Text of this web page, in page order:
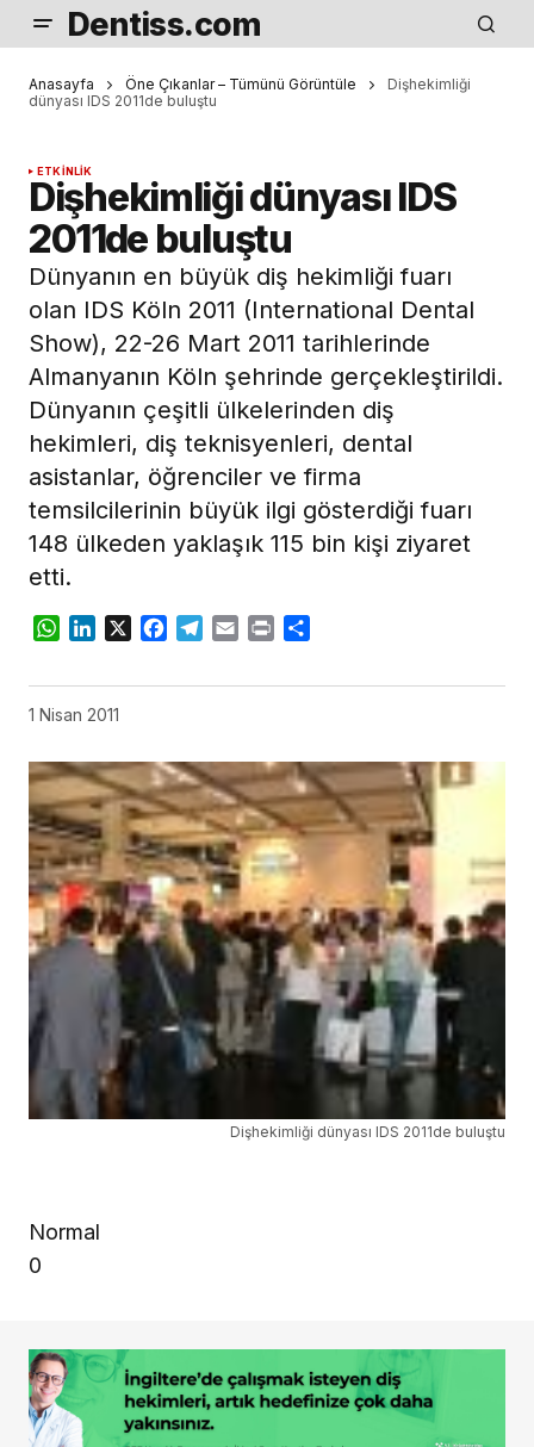
Dentiss.com
Anasayfa Öne Çıkanlar – Tümünü Görüntüle
Dişhekimliği
dünyası IDS 2011de buluştu
ETKINLIK
Dişhekimliği dünyası IDS
2011de buluştu
Dünyanın en büyük diş hekimliği fuarı
olan IDS Köln 2011 (International Dental
Show), 22-26 Mart 2011 tarihlerinde
Almanyanın Köln şehrinde gerçekleştirildi.
Dünyanın çeşitli ülkelerinden diş
hekimleri, diş teknisyenleri, dental
asistanlar, öğrenciler ve firma
temsilcilerinin büyük ilgi gösterdiği fuarı
148 ülkeden yaklaşık 115 bin kişi ziyaret
etti.
WhatsApp
LinkedIn
X Facebook
Telegram
Email Print
1 Nisan 2011
Dişhekimliği dünyası IDS 2011de buluştu
Normal
0